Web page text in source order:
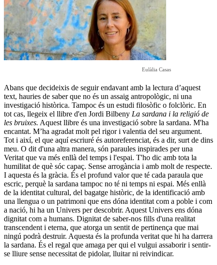
Eulàlia Casas
Abans que decideixis de seguir endavant amb la lectura d’aquest
text, hauries de saber que no és un assaig antropològic, ni una
investigació històrica. Tampoc és un estudi filosòfic o folclòric. En
tot cas, llegeix el llibre d'en Jordi Bilbeny La sardana i la religió de
les bruixes. Aquest llibre és una investigació sobre la sardana. M'ha
encantat. M’ha agradat molt pel rigor i valentia del seu argument.
Tot i així, el que aquí escriuré és autoreferenciat, és a dir, surt de dins
meu. O dit d'una altra manera, són paraules inspirades per una
Veritat que va més enllà del temps i l'espai. T'ho dic amb tota la
humilitat de què sóc capaç. Sense arrogància i amb molt de respecte.
I aquesta és la gràcia. És el profund valor que té cada paraula que
escric, perquè la sardana tampoc no té ni temps ni espai. Més enllà
de la identitat cultural, del bagatge històric, de la identificació amb
una llengua o un patrimoni que ens dóna identitat com a poble i com
a nació, hi ha un Univers per descobrir. Aquest Univers ens dóna
dignitat com a humans. Dignitat de saber-nos fills d'una realitat
transcendent i eterna, que atorga un sentit de pertinença que mai
ningú podrà destruir. Aquesta és la profunda veritat que hi ha darrera
la sardana. És el regal que amaga per qui el vulgui assaborir i sentir-
se lliure sense necessitat de pidolar, lluitar ni reivindicar.